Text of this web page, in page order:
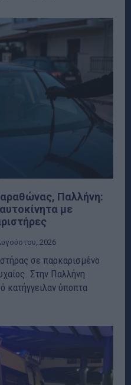
Παλλήνη:
με
2026
σε παρκαρισμένο
Στην Παλλήνη
κατήγγειλαν ύποπτα